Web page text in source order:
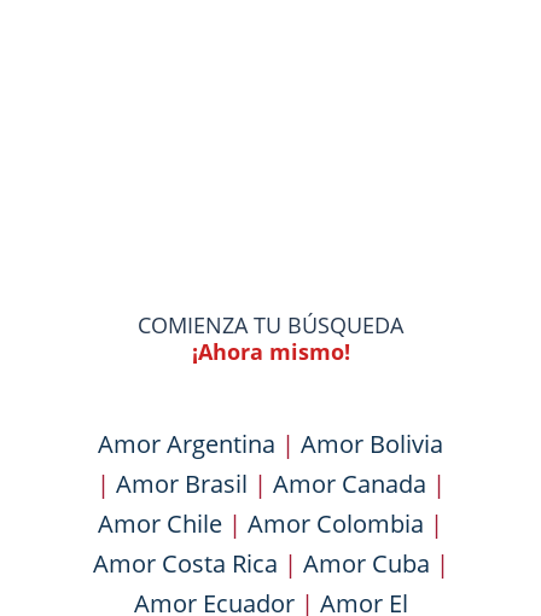
COMIENZA TU BÚSQUEDA
¡Ahora mismo!
Amor Argentina | Amor Bolivia
| Amor Brasil | Amor Canada |
Amor Chile | Amor Colombia |
Amor Costa Rica | Amor Cuba |
Amor Ecuador| Amor El